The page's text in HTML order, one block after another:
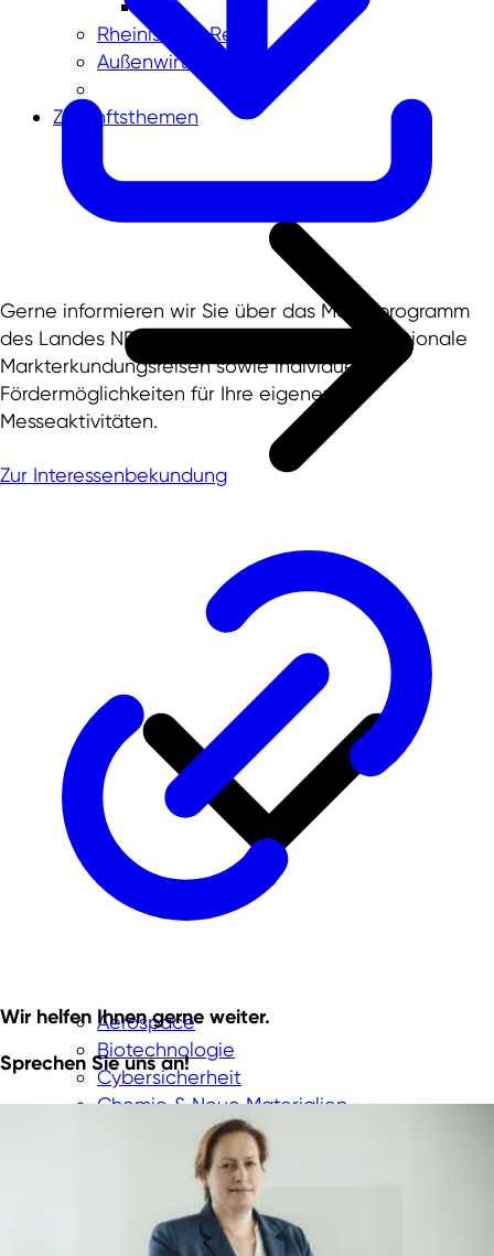
Rheinisches Revier
Außenwirtschaftsdaten
Zukunftsthemen
Aerospace
Biotechnologie
Cybersicherheit
Chemie & Neue Materialien
Digitale Technologien
Energietechnologien
Medtech
New Logistics
Gerne informieren wir Sie über das Messeprogramm
des Landes NRW im In- und Ausland, internationale
Markterkundungsreisen sowie individuelle
Fördermöglichkeiten für Ihre eigenen
Messeaktivitäten.
Zur Interessenbekundung
Wir helfen Ihnen gerne weiter.
Sprechen Sie uns an!